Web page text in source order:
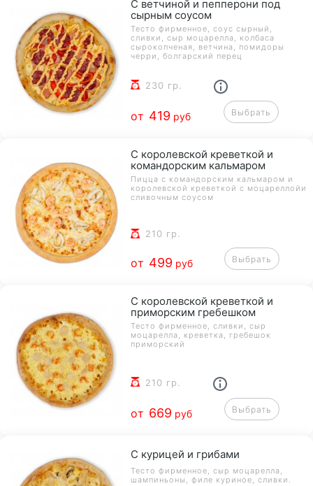
С ветчиной и пепперони под
сырным соусом
Тесто фирменное, соус сырный,
сливки, сыр моцарелла, колбаса
сырокопченая, ветчина, помидоры
черри, болгарский перец
230 гр.
от 419 руб Выбрать
С королевской креветкой и
командорским кальмаром
Пицца с командорским кальмаром и
королевской креветкой с моцареллойи
сливочным соусом
210 гр.
от 499 руб Выбрать
С королевской креветкой и
приморским гребешком
Тесто фирменное, сливки, сыр
моцарелла, креветка, гребешок
приморский
210 гр.
от 669 руб Выбрать
С курицей и грибами
Тесто фирменное, сыр моцарелла,
шампиньоны, филе куриное, сливки.